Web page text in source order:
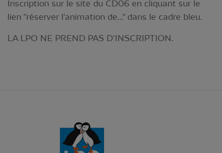
Inscription sur le site du CD06 en cliquant sur le
lien "réserver l'animation de..." dans le cadre bleu.
LA LPO NE PREND PAS D'INSCRIPTION.